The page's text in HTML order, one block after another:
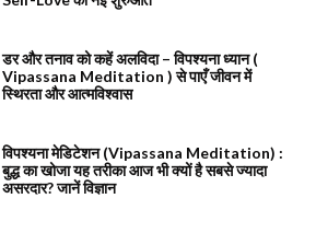
डर और तनाव को कहें अलविदा – विपश्यना ध्यान (
Vipassana Meditation ) से पाएँ जीवन में
स्थिरता और आत्मविश्वास
विपश्यना मेडिटेशन (Vipassana Meditation) :
बुद्ध का खोजा यह तरीका आज भी क्यों है सबसे ज्यादा
असरदार? जानें विज्ञान